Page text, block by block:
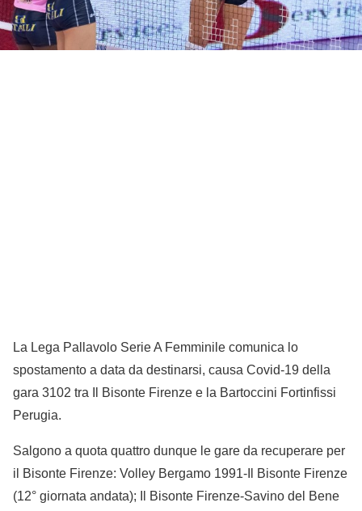
La Lega Pallavolo Serie A Femminile comunica lo
spostamento a data da destinarsi, causa Covid-19 della
gara 3102 tra Il Bisonte Firenze e la Bartoccini Fortinfissi
Perugia.
Salgono a quota quattro dunque le gare da recuperare per
il Bisonte Firenze: Volley Bergamo 1991-Il Bisonte Firenze
(12° giornata andata); Il Bisonte Firenze-Savino del Bene